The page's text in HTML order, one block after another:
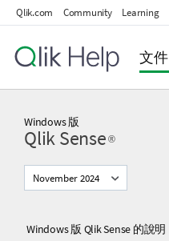
Qlik.com Community Learning
文件
Windows版
Qlik Sense ®
November 2024
Windows 版 Qlik Sense 的說明